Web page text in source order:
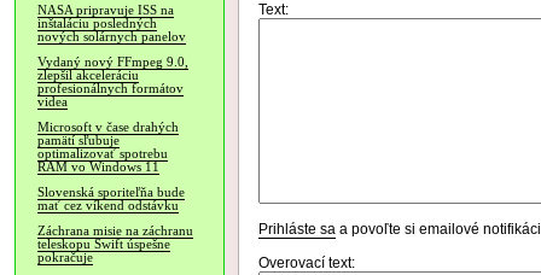
NASA pripravuje ISS na
inštaláciu posledných
nových solárnych panelov
Vydaný nový FFmpeg 9.0,
zlepšil akceleráciu
profesionálnych formátov
videa
Microsoft v čase drahých
pamätí sľubuje
optimalizovať spotrebu
RAM vo Windows 11
Slovenská sporiteľňa bude
mať cez víkend odstávku
Záchrana misie na záchranu
teleskopu Swift úspešne
pokračuje
Text:
Prihláste sa a povoľte si emailové
Overovací text: